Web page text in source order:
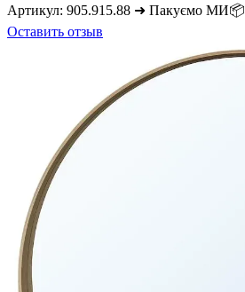
Артикул: 905.915.88 ➜ Пакуємо МИ📦
Оставить отзыв